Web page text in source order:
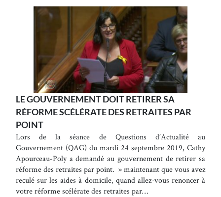
LE GOUVERNEMENT DOIT RETIRER SA
RÉFORME SCÉLÉRATE DES RETRAITES PAR
POINT
Lors de la séance de Questions d’Actualité au
Gouvernement (QAG) du mardi 24 septembre 2019, Cathy
Apourceau-Poly a demandé au gouvernement de retirer sa
réforme des retraites par point. » maintenant que vous avez
reculé sur les aides à domicile, quand allez-vous renoncer à
votre réforme scélérate des retraites par…